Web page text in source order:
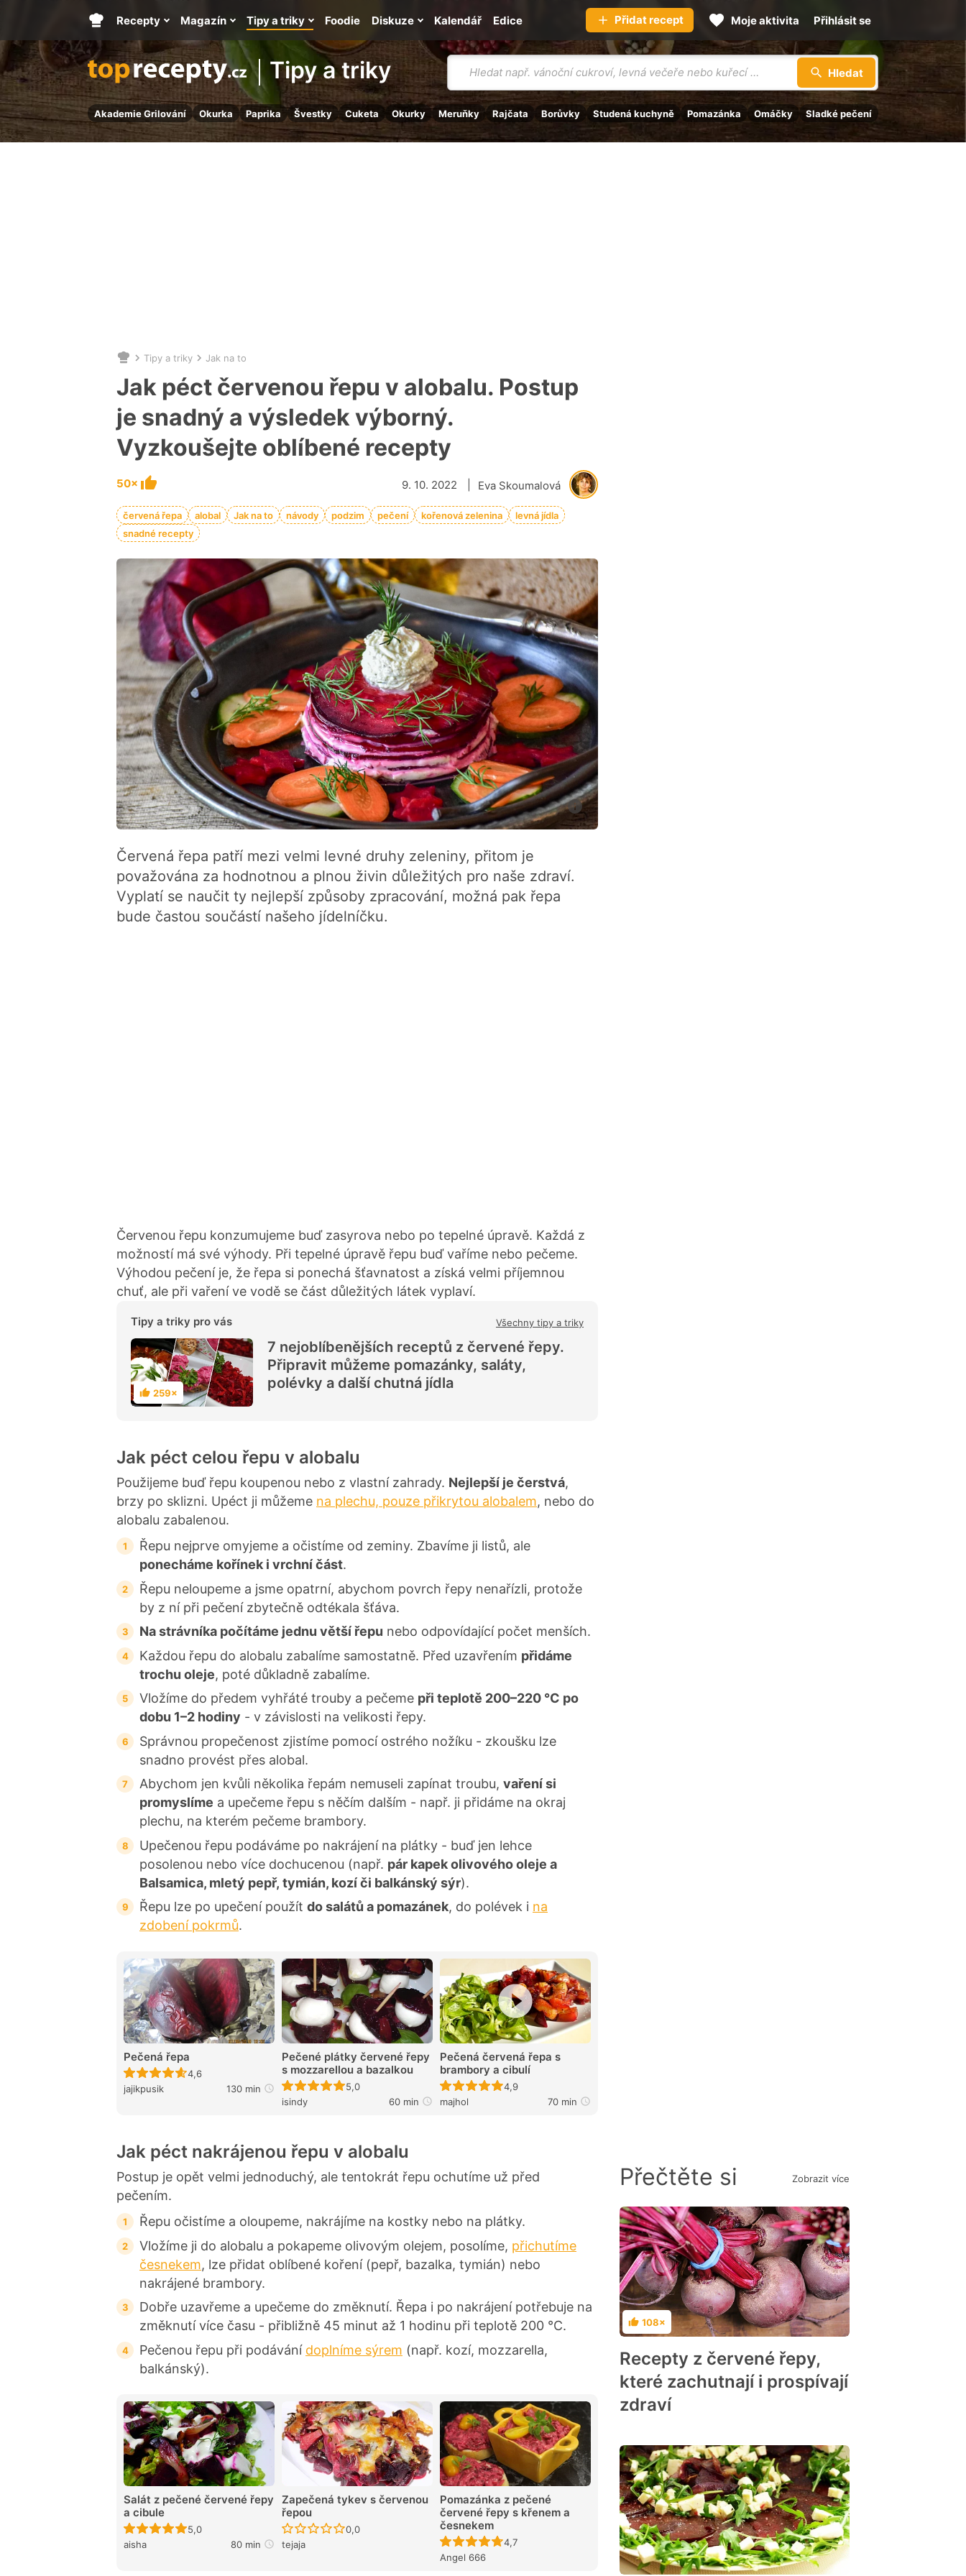
Tipy a triky
Vyhledávání
Hledat
Akademie Grilování Okurka Paprika Švestky Cuketa Okurky Meruňky Rajčata Borůvky Studená kuchyně Pomazánka Omáčky Sladké pečení
Hlavní
stránka
Recepty Magazín Tipy a triky Kalendář
Foodie Diskuze Edice Přidat recept Moje aktivita Přihlásit se
Nacházíte
se
zde:
Tipy a triky Jak na to
Jak péct červenou řepu v alobalu. Postup
je snadný a výsledek výborný.
Vyzkoušejte oblíbené recepty
50× Eva Skoumalová
9. 10. 2022
červená řepa alobal Jak na to návody podzim pečení kořenová zelenina
levná jídla
snadné recepty
Červená řepa patří mezi velmi levné druhy zeleniny, přitom je
považována za hodnotnou a plnou živin důležitých pro naše zdraví.
Vyplatí se naučit ty nejlepší způsoby zpracování, možná pak řepa
bude častou součástí našeho jídelníčku.
Červenou řepu konzumujeme buď zasyrova nebo po tepelné úpravě. Každá z
možností má své výhody. Při tepelné úpravě řepu buď vaříme nebo pečeme.
Výhodou pečení je, že řepa si ponechá šťavnatost a získá velmi příjemnou
chuť, ale při vaření ve vodě se část důležitých látek vyplaví.
Tipy a triky pro vás Všechny tipy a triky
H
o
e
n
259×
7 nejoblíbenějších receptů z červené řepy.
Připravit můžeme pomazánky, saláty,
polévky a další chutná jídla
Jak péct celou řepu v alobalu
Použijeme buď řepu koupenou nebo z vlastní zahrady. Nejlepší je čerstvá,
brzy po sklizni. Upéct ji můžeme na plechu, pouze přikrytou alobalem, nebo do
alobalu zabalenou.
Řepu nejprve omyjeme a očistíme od zeminy. Zbavíme ji listů, ale
ponecháme kořínek i vrchní část.
Řepu neloupeme a jsme opatrní, abychom povrch řepy nenařízli, protože
by z ní při pečení zbytečně odtékala šťáva.
Na strávníka počítáme jednu větší řepu nebo odpovídající počet menších.
Každou řepu do alobalu zabalíme samostatně. Před uzavřením přidáme
trochu oleje, poté důkladně zabalíme.
Vložíme do předem vyhřáté trouby a pečeme při teplotě 200–220 °C po
dobu 1–2 hodiny - v závislosti na velikosti řepy.
Správnou propečenost zjistíme pomocí ostrého nožíku - zkoušku lze
snadno provést přes alobal.
Abychom jen kvůli několika řepám nemuseli zapínat troubu, vaření si
promyslíme a upečeme řepu s něčím dalším - např. ji přidáme na okraj
plechu, na kterém pečeme brambory.
Upečenou řepu podáváme po nakrájení na plátky - buď jen lehce
posolenou nebo více dochucenou (např. pár kapek olivového oleje a
Balsamica, mletý pepř, tymián, kozí či balkánský sýr).
Řepu lze po upečení použít do salátů a pomazánek, do polévek i na
zdobení pokrmů.
Pečená řepa
Recept ještě nebyl hodnocen
4,6
jajikpusik
130 min
Pečené plátky červené řepy
s mozzarellou a bazalkou
Recept ještě nebyl hodnocen
5,0
isindy
60 min
Pečená červená řepa s
brambory a cibulí
Recept ještě nebyl hodnocen
4,9
majhol
70 min
Jak péct nakrájenou řepu v alobalu
Postup je opět velmi jednoduchý, ale tentokrát řepu ochutíme už před
pečením.
Řepu očistíme a oloupeme, nakrájíme na kostky nebo na plátky.
Vložíme ji do alobalu a pokapeme olivovým olejem, posolíme, přichutíme
česnekem, lze přidat oblíbené koření (pepř, bazalka, tymián) nebo
nakrájené brambory.
Dobře uzavřeme a upečeme do změknutí. Řepa i po nakrájení potřebuje na
změknutí více času - přibližně 45 minut až 1 hodinu při teplotě 200 °C.
Pečenou řepu při podávání doplníme sýrem (např. kozí, mozzarella,
balkánský).
Salát z pečené červené řepy
a cibule
Recept ještě nebyl hodnocen
5,0
aisha
80 min
Zapečená tykev s červenou
řepou
Recept ještě nebyl hodnocen
0,0
tejaja
Pomazánka z pečené
červené řepy s křenem a
česnekem
Recept ještě nebyl hodnocen
4,7
Angel 666
Přečtěte si Zobrazit více
Hodnocení
108×
Recepty z červené řepy,
které zachutnají i prospívají
zdraví